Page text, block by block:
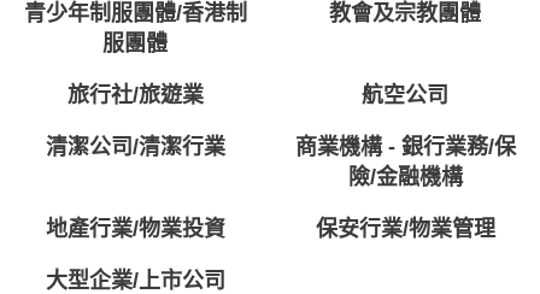
青少年制服團體/香港制
服團體
教會及宗教團體
旅行社/旅遊業 航空公司
清潔公司/清潔行業
商業機構 - 銀行業務/保
險/金融機構
地產行業/物業投資 保安行業/物業管理
大型企業/上市公司